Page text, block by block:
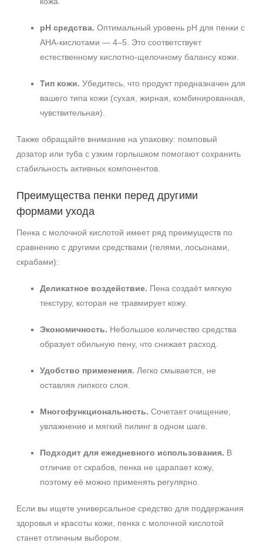
pH средства. Оптимальный уровень pH для пенки с
AHA-кислотами — 4–5. Это соответствует
естественному кислотно-щелочному балансу кожи.
Тип кожи. Убедитесь, что продукт предназначен для
вашего типа кожи (сухая, жирная, комбинированная,
чувствительная).
Также обращайте внимание на упаковку: помповый
дозатор или туба с узким горлышком помогают сохранить
стабильность активных компонентов.
Преимущества пенки перед другими
формами ухода
Пенка с молочной кислотой имеет ряд преимуществ по
сравнению с другими средствами (гелями, лосьонами,
скрабами):
Деликатное воздействие. Пена создаёт мягкую
текстуру, которая не травмирует кожу.
Экономичность. Небольшое количество средства
образует обильную пену, что снижает расход.
Удобство применения. Легко смывается, не
оставляя липкого слоя.
Многофункциональность. Сочетает очищение,
увлажнение и мягкий пилинг в одном шаге.
Подходит для ежедневного использования. В
отличие от скрабов, пенка не царапает кожу,
поэтому её можно применять регулярно.
Если вы ищете универсальное средство для поддержания
здоровья и красоты кожи, пенка с молочной кислотой
станет отличным выбором.